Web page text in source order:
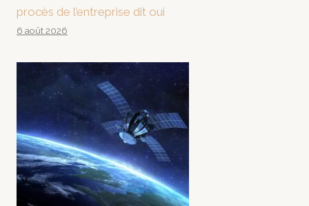
procès de l’entreprise dit oui
6 août 2026